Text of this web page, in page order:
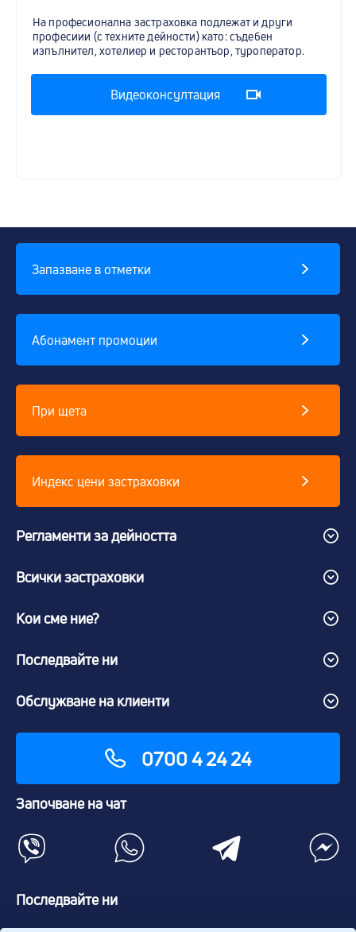
На професионална застраховка подлежат и други
професиии (с техните дейности) като: съдебен
изпълнител, хотелиер и ресторантьор, туроператор.
Видеоконсултация
Запазване в отметки
Абонамент промоции
При щета
Индекс цени застраховки
Регламенти за дейността
Всички застраховки
Кои сме ние?
Последвайте ни
Обслужване на клиенти
0700 4 24 24
Започване на чат
Последвайте ни